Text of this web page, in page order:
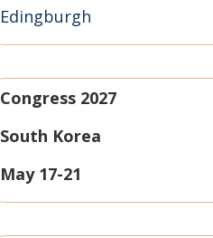
Edingburgh
Congress 2027
South Korea
May 17-21